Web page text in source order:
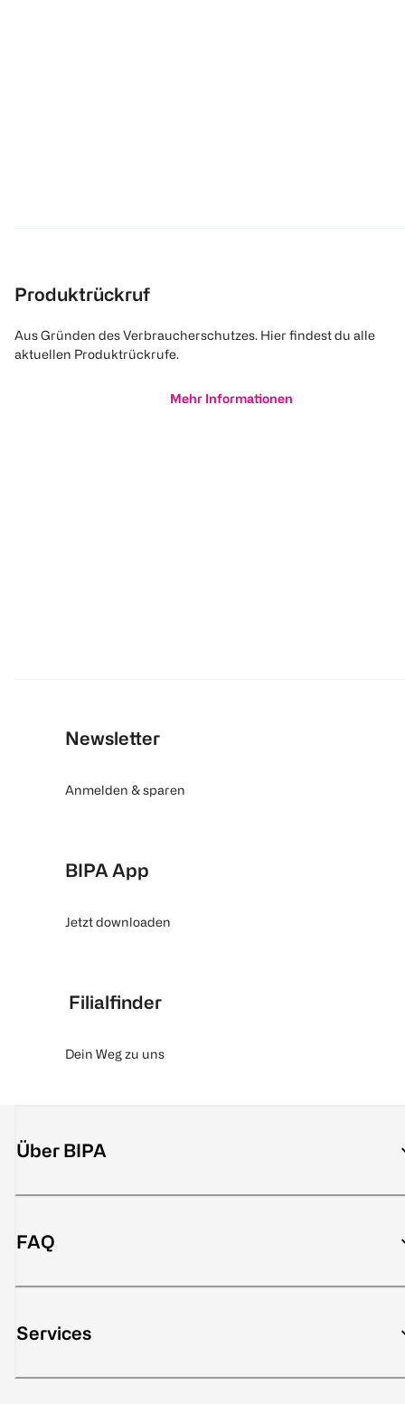
Produktrückruf
Aus Gründen des Verbraucherschutzes. Hier findest du alle
aktuellen Produktrückrufe.
Mehr Informationen
Newsletter
Anmelden & sparen
BIPA App
Jetzt downloaden
Filialfinder
Dein Weg zu uns
Über BIPA
FAQ
Services